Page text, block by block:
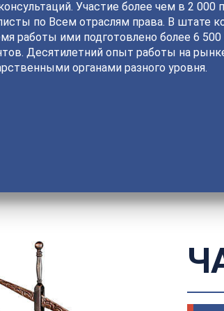
Участие более чем в 2 000
по Всем отраслям права. В штате
работы ими подготовлено более 6
Десятилетний опыт работы на
органами разного уровня.